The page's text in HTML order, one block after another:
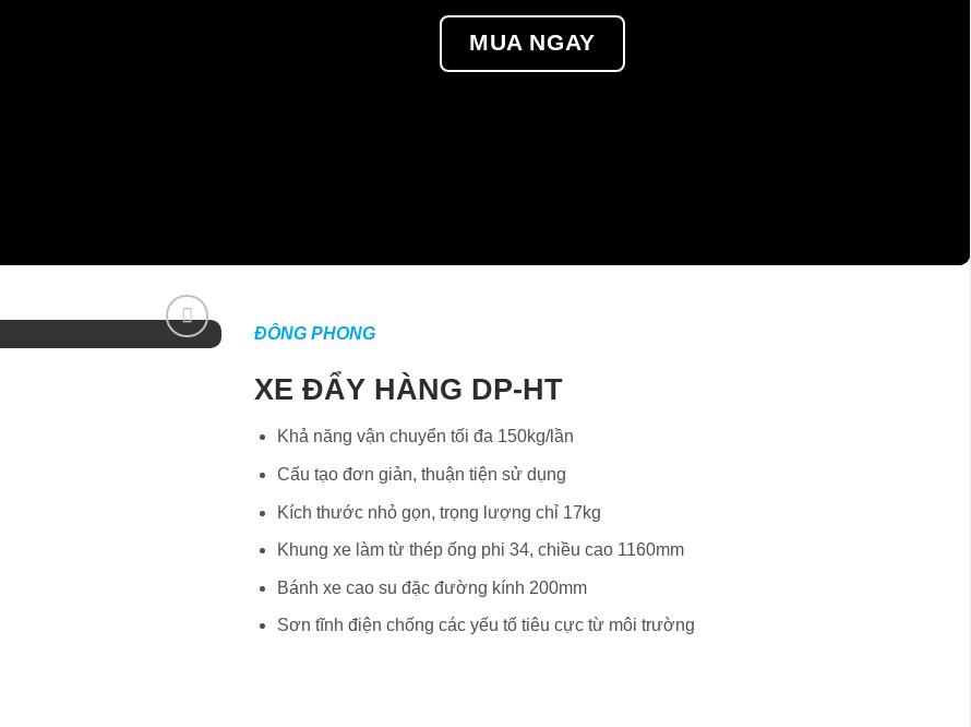
MUA NGAY
ĐÔNG PHONG
XE ĐẨY HÀNG DP-HT
Khả năng vận chuyển tối đa 150kg/lần
Cấu tạo đơn giản, thuận tiện sử dụng
Kích thước nhỏ gọn, trọng lượng chỉ 17kg
Khung xe làm từ thép ống phi 34, chiều cao 1160mm
Bánh xe cao su đặc đường kính 200mm
Sơn tĩnh điện chống các yếu tố tiêu cực từ môi trường